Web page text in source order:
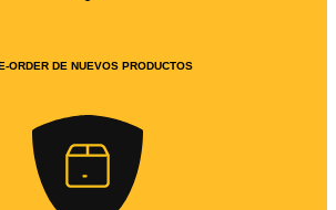
ORDER DE NUEVOS PRODUCTOS